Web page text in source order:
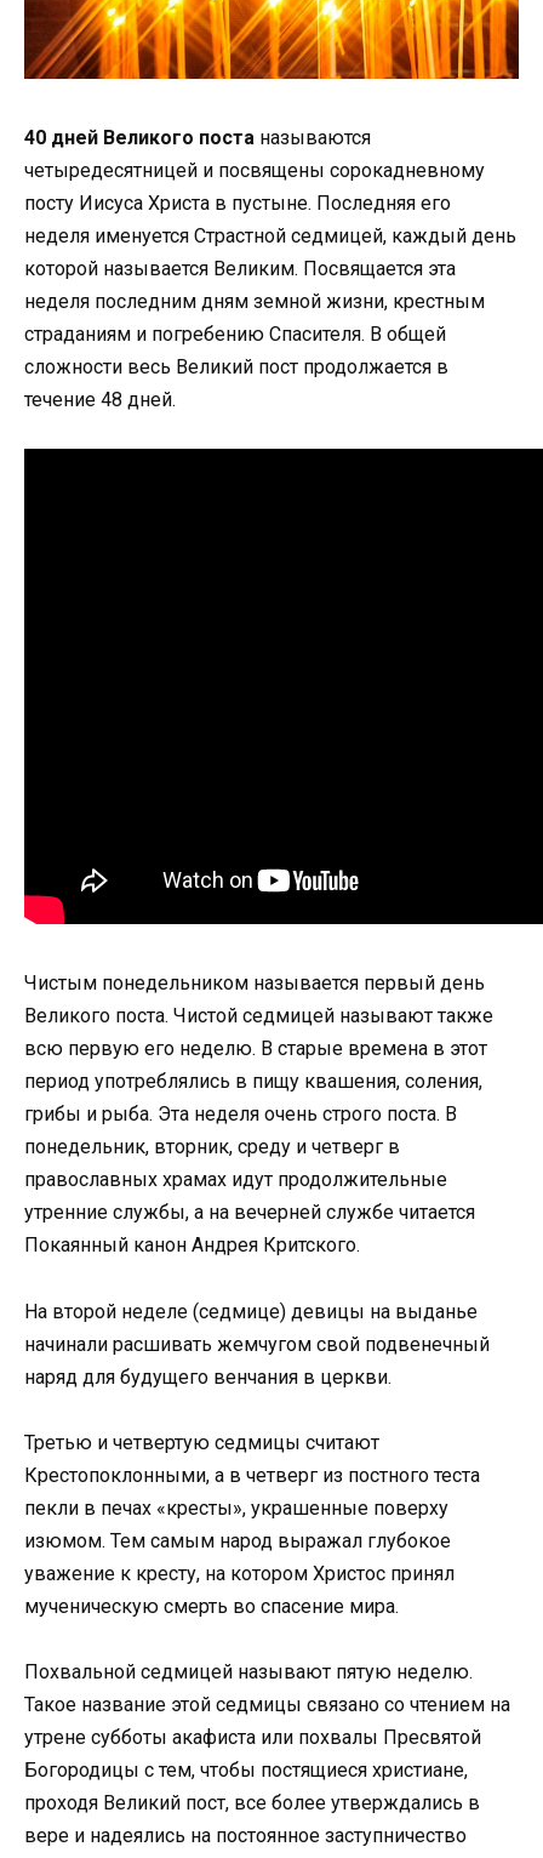
40 дней Великого поста называются
четыредесятницей и посвящены сорокадневному
посту Иисуса Христа в пустыне. Последняя его
неделя именуется Страстной седмицей, каждый день
которой называется Великим. Посвящается эта
неделя последним дням земной жизни, крестным
страданиям и погребению Спасителя. В общей
сложности весь Великий пост продолжается в
течение 48 дней.
Чистым понедельником называется первый день
Великого поста. Чистой седмицей называют также
всю первую его неделю. В старые времена в этот
период употреблялись в пищу квашения, соления,
грибы и рыба. Эта неделя очень строго поста. В
понедельник, вторник, среду и четверг в
православных храмах идут продолжительные
утренние службы, а на вечерней службе читается
Покаянный канон Андрея Критского.
На второй неделе (седмице) девицы на выданье
начинали расшивать жемчугом свой подвенечный
наряд для будущего венчания в церкви.
Третью и четвертую седмицы считают
Крестопоклонными, а в четверг из постного теста
пекли в печах «кресты», украшенные поверху
изюмом. Тем самым народ выражал глубокое
уважение к кресту, на котором Христос принял
мученическую смерть во спасение мира.
Похвальной седмицей называют пятую неделю.
Такое название этой седмицы связано со чтением на
утрене субботы акафиста или похвалы Пресвятой
Богородицы с тем, чтобы постящиеся христиане,
проходя Великий пост, все более утверждались в
вере и надеялись на постоянное заступничество